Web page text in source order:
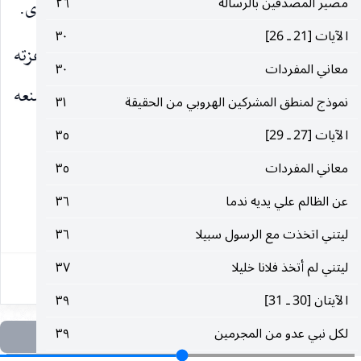
الآيات‌ [21 ـ 26]
٣٠
معاني‌ المفردات‌
٣٠
نموذج‌ لمنطق‌ المشركين‌ الهروبي‌ ‌من‌ الحقيقة
٣١
الآيات‌ [27 ـ 29]
٣٥
معاني‌ المفردات‌
٣٥
‌عن‌ الظالم‌ ‌علي‌ يديه‌ ندما
٣٦
ليتني‌ اتخذت‌ ‌مع‌ الرسول‌ سبيلا
٣٦
ليتني‌ ‌لم‌ أتخذ فلانا خليلا
٣٧
الآيتان‌ [30 ـ 31]
٣٩
لكل‌ نبي‌ عدو ‌من‌ المجرمين‌
٣٩
الدنيا ولم يخافوا مقام ربهم ، ولم ينهوا النفس عن الهوى.
وَإِنَّ رَبَّكَ لَهُوَ الْعَزِيزُ الرَّحِيمُ
فلا ينتقص من عزته
أحد ، ممن يكفر أو يشرك به أو يتمرد عليه ، ولا يمنعه
ذلك من رحمة من يستحق الرحمة من هؤلاء.